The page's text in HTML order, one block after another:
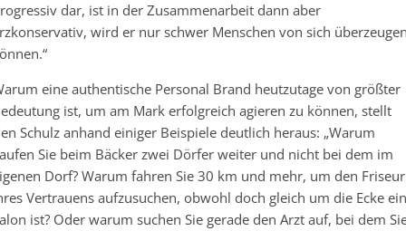
dar, ist in der Zusammenarbeit dann aber
wird er nur schwer Menschen von sich überzeugen
eine authentische Personal Brand heutzutage von größter
ist, um am Mark erfolgreich agieren zu können, stellt
Schulz anhand einiger Beispiele deutlich heraus: „Warum
Sie beim Bäcker zwei Dörfer weiter und nicht bei dem im
Dorf? Warum fahren Sie 30 km und mehr, um den Friseur
Vertrauens aufzusuchen, obwohl doch gleich um die Ecke ein
ist? Oder warum suchen Sie gerade den Arzt auf, bei dem